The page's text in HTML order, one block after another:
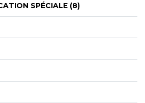
SPÉCIALE (8)